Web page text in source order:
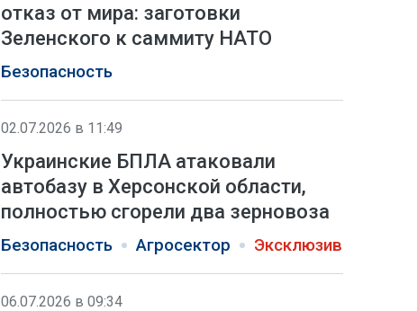
отказ от мира: заготовки
Зеленского к саммиту НАТО
Безопасность
02.07.2026 в 11:49
Украинские БПЛА атаковали
автобазу в Херсонской области,
полностью сгорели два зерновоза
Безопасность Агросектор Эксклюзив
06.07.2026 в 09:34